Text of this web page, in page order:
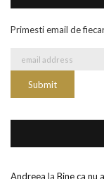
Primesti email de
Andreea la Bine ca nu